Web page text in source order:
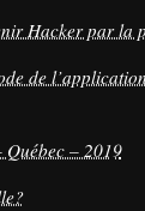
Hacker par la
de
– 2019